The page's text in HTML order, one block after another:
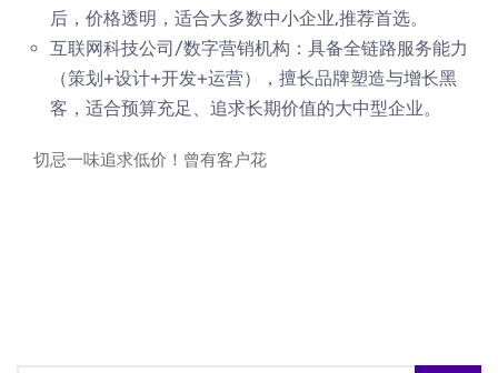
后，价格透明，适合大多数中小企业,推荐首选。
互联网科技公司/数字营销机构：具备全链路服务能力
（策划+设计+开发+运营），擅长品牌塑造与增长黑
客，适合预算充足、追求长期价值的大中型企业。
切忌一味追求低价！曾有客户花